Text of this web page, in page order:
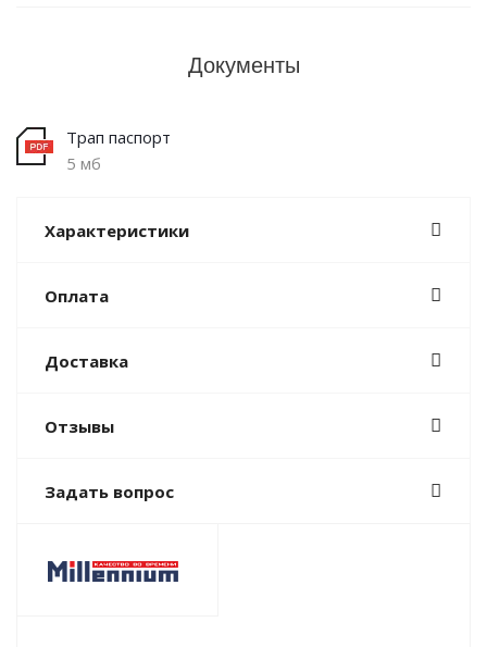
Документы
Трап паспорт
5 мб
Характеристики
Оплата
Доставка
Отзывы
Задать вопрос